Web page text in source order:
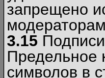
запрещено
3.15
Предельное
символов в